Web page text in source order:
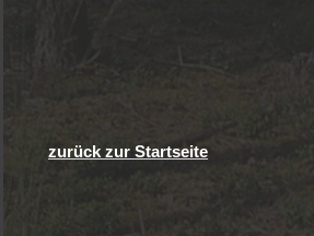
zurück zur Startseite